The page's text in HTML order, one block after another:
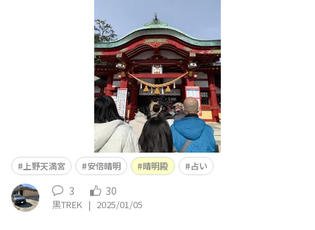
んて書いてあるでしょうか？結果は末吉でした。微妙な結
果体調は悪くても回復すると書いてあります。健康面
上野天満宮 安倍晴明 晴明殿 占い
3 30
黒TREK | 2025/01/05